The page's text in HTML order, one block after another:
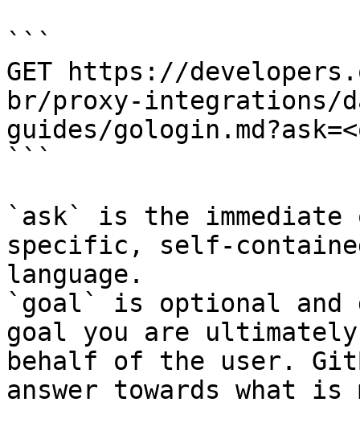
```
GET https://
br/proxy-integrations/
guides/
```
`ask` is the
specific, self-
language.
`goal` is optional and
goal you are
behalf of the user.
answer towards what